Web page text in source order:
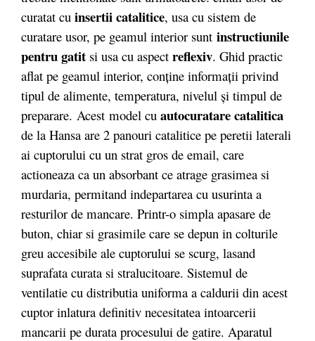
curatat cu insertii catalitice, usa cu sistem de
curatare usor, pe geamul interior sunt instructiunile
pentru gatit si usa cu aspect reflexiv. Ghid practic
aflat pe geamul interior, conține informații privind
tipul de alimente, temperatura, nivelul și timpul de
preparare. Acest model cu autocuratare catalitica
de la Hansa are 2 panouri catalitice pe peretii laterali
ai cuptorului cu un strat gros de email, care
actioneaza ca un absorbant ce atrage grasimea si
murdaria, permitand indepartarea cu usurinta a
resturilor de mancare. Printr-o simpla apasare de
buton, chiar si grasimile care se depun in colturile
greu accesibile ale cuptorului se scurg, lasand
suprafata curata si stralucitoare. Sistemul de
ventilatie cu distributia uniforma a caldurii din acest
cuptor inlatura definitiv necesitatea intoarcerii
mancarii pe durata procesului de gatire. Aparatul